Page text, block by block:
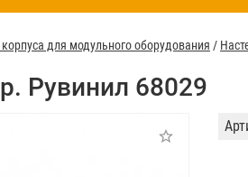
п
к
т
для модульного оборудования /
Рувинил 68029